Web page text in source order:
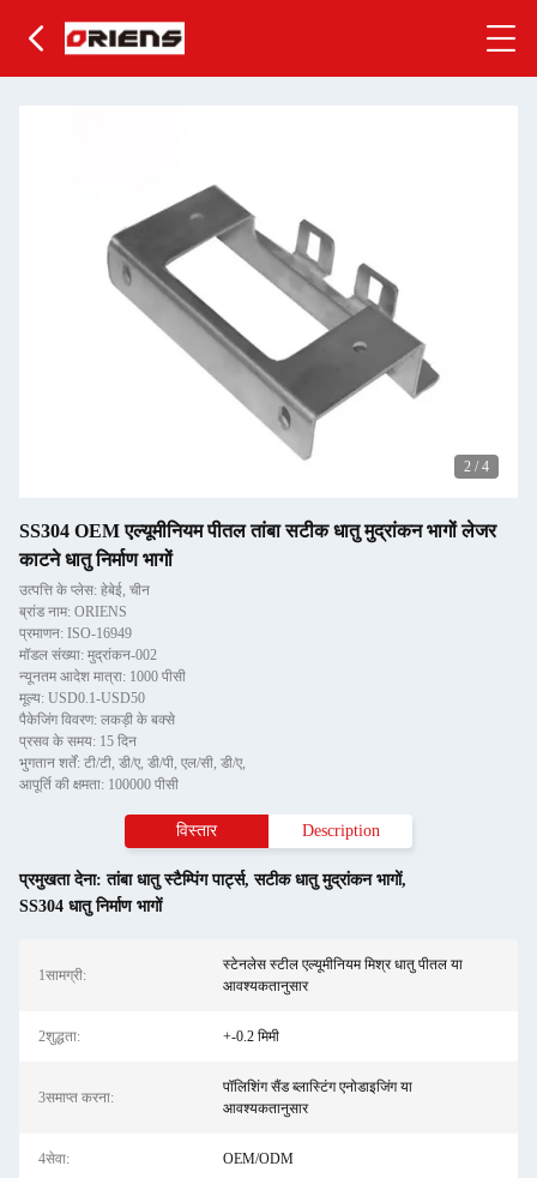
2 / 4
SS304 OEM एल्यूमीनियम पीतल तांबा सटीक धातु मुद्रांकन भागों लेजर
काटने धातु निर्माण भागों
उत्पत्ति के प्लेस: हेबेई, चीन
ब्रांड नाम: ORIENS
प्रमाणन: ISO-16949
मॉडल संख्या: मुद्रांकन-002
न्यूनतम आदेश मात्रा: 1000 पीसी
मूल्य: USD0.1-USD50
पैकेजिंग विवरण: लकड़ी के बक्से
प्रसव के समय: 15 दिन
भुगतान शर्तें: टी/टी, डी/ए, डी/पी, एल/सी, डी/ए,
आपूर्ति की क्षमता: 100000 पीसी
विस्तार Description
प्रमुखता देना:तांबा धातु स्टैम्पिंग पार्ट्स,सटीक धातु मुद्रांकन भागों,
SS304 धातु निर्माण भागों
1सामग्री:
स्टेनलेस स्टील एल्यूमीनियम मिश्र धातु पीतल या
आवश्यकतानुसार
2शुद्धता: +-0.2 मिमी
3समाप्त करना:
पॉलिशिंग सैंड ब्लास्टिंग एनोडाइजिंग या
आवश्यकतानुसार
4सेवा: OEM/ODM